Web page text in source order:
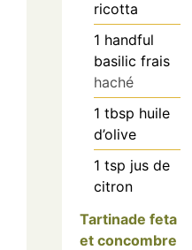
ricotta
1 handful
basilic frais
haché
1 tbsp huile
d’olive
1 tsp jus de
citron
Tartinade feta
et concombre